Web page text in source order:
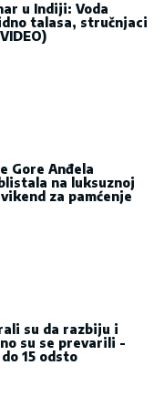
u Indiji: Voda
talasa, stručnjaci
Gore Anđela
na luksuznoj
za pamćenje
su da razbiju i
su se prevarili -
15 odsto